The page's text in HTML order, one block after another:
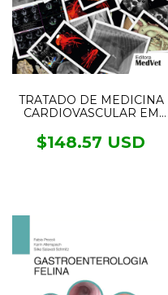
TRATADO DE MEDICINA
CARDIOVASCULAR EM
$148.57 USD